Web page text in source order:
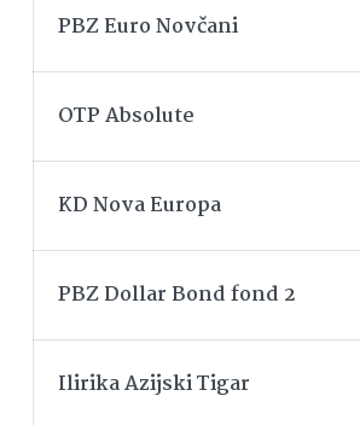
PBZ Euro Novčani
OTP Absolute
KD Nova Europa
PBZ Dollar Bond fond 2
Ilirika Azijski Tigar